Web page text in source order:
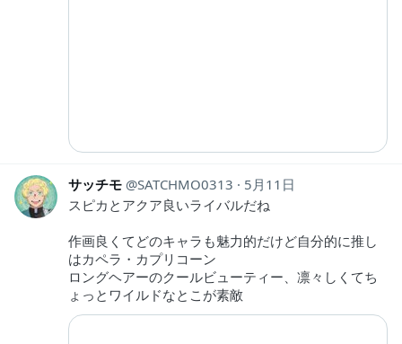
サッチモ SATCHMO0313
5月11日
スピカとアクア良いライバルだね
作画良くてどのキャラも魅力的だけど自分的に推し
はカペラ・カプリコーン
ロングヘアーのクールビューティー、凛々しくてち
ょっとワイルドなとこが素敵